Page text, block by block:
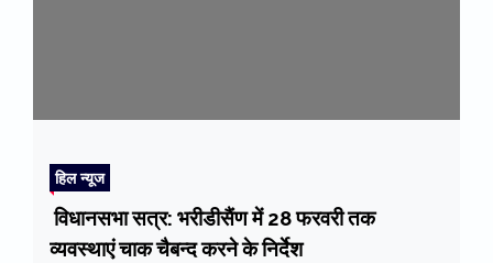
हिल न्यूज
विधानसभा सत्र: भरीडीसैंण में 28 फरवरी तक
व्यवस्थाएं चाक चैबन्द करने के निर्देश